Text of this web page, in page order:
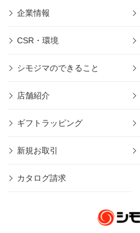
企業情報
CSR・環境
シモジマのできること
店舗紹介
ギフトラッピング
新規お取引
カタログ請求